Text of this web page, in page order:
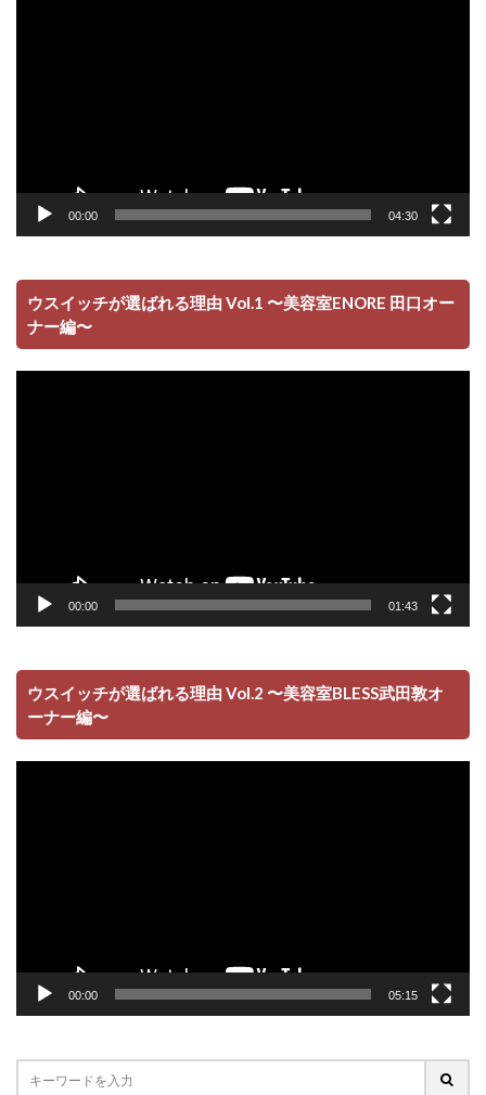
00:00 04:30
ウスイッチが選ばれる理由 Vol.1 〜美容室ENORE 田口オー
ナー編〜
動
00:00 01:43
ウスイッチが選ばれる理由 Vol.2 〜美容室BLESS武田敦オ
ーナー編〜
動
00:00 05:15